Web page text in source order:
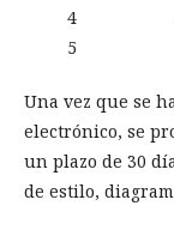
4
5
Una vez que se
electrónico, se
un plazo de 30
de estilo,